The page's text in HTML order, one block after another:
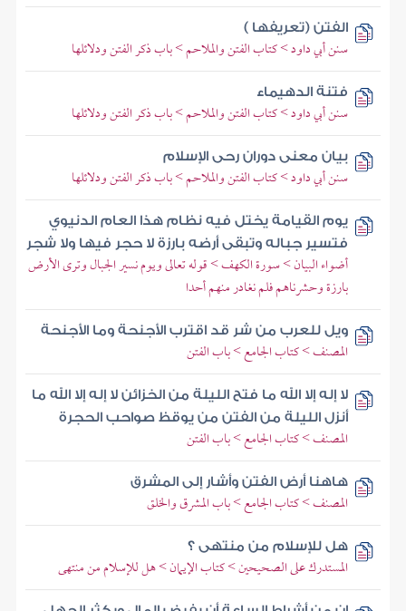
الفتن (تعريفها )
سنن أبي داود > كتاب الفتن والملاحم > باب ذكر الفتن ودلائلها
فتنة الدهيماء
سنن أبي داود > كتاب الفتن والملاحم > باب ذكر الفتن ودلائلها
بيان معنى دوران رحى الإسلام
سنن أبي داود > كتاب الفتن والملاحم > باب ذكر الفتن ودلائلها
يوم القيامة يختل فيه نظام هذا العام الدنيوي
فتسير جباله وتبقى أرضه بارزة لا حجر فيها ولا شجر
أضواء البيان > سورة الكهف > قوله تعالى ويوم نسير الجبال وترى الأرض
بارزة وحشرناهم فلم نغادر منهم أحدا
ويل للعرب من شر قد اقترب الأجنحة وما الأجنحة
المصنف > كتاب الجامع > باب الفتن
لا إله إلا الله ما فتح الليلة من الخزائن لا إله إلا الله ما
أنزل الليلة من الفتن من يوقظ صواحب الحجرة
المصنف > كتاب الجامع > باب الفتن
هاهنا أرض الفتن وأشار إلى المشرق
المصنف > كتاب الجامع > باب المشرق والخلق
هل للإسلام من منتهى ؟
المستدرك على الصحيحين > كتاب الإيمان > هل للإسلام من منتهى